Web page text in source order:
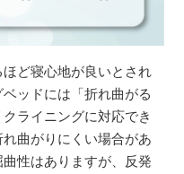
ど寝心地が良いとされ
ッドには「折れ曲がる
ライニングに対応でき
曲がりにくい場合があ
性はありますが、反発